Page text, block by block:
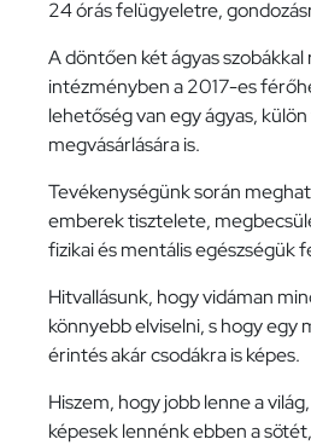
24 órás felügyeletre,
A döntően két ágyas szobákkal
intézményben a 2017-es
lehetőség van egy ágyas,
megvásárlására is.
Tevékenységünk során
emberek tisztelete,
fizikai és mentális egészségük
Hitvallásunk, hogy vidáman
könnyebb elviselni, s hogy egy
érintés akár csodákra is képes.
Hiszem, hogy jobb lenne a
képesek lennénk ebben a